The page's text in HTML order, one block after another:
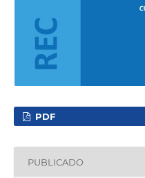
PDF
PUBLICADO